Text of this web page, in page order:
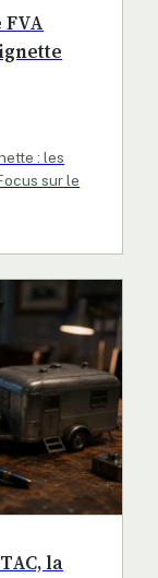
: les
sur le
la